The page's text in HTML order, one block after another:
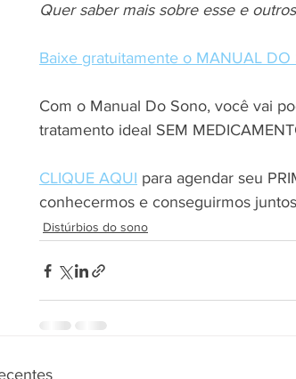
Quer saber mais sobre esse e
Baixe gratuitamente o MANUAL DO
Com o Manual Do Sono, você vai
tratamento ideal SEM
CLIQUE AQUI para agendar seu
conhecermos e conseguirmos
Distúrbios do sono